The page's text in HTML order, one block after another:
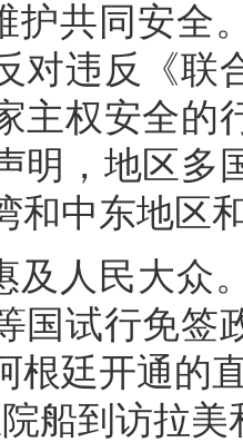
护共同安全
对违反《联
主权安全的
明，地区多
和中东地区
及人民大众
国试行免签
根廷开通的
船到访拉